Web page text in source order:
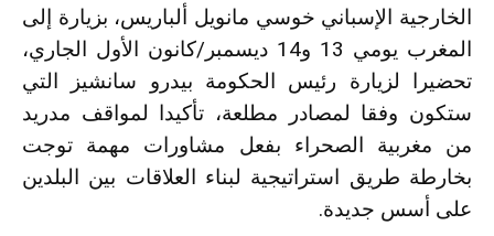
الخارجية الإسباني خوسي مانويل ألباريس، بزيارة إلى
المغرب يومي 13 و14 ديسمبر/كانون الأول الجاري،
تحضيرا لزيارة رئيس الحكومة بيدرو سانشيز التي
ستكون وفقا لمصادر مطلعة، تأكيدا لمواقف مدريد
من مغربية الصحراء بفعل مشاورات مهمة توجت
بخارطة طريق استراتيجية لبناء العلاقات بين البلدين
على أسس جديدة.